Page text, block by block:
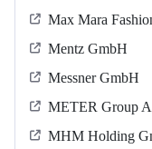
Max Mara
Mentz GmbH
Messner GmbH
METER Group
MHM Holding